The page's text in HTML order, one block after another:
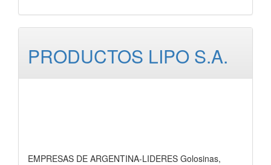
PRODUCTOS LIPO S.A.
EMPRESAS DE ARGENTINA-LIDERES Golosinas,